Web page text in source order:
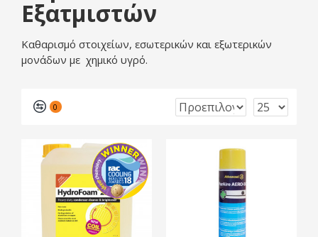
Εξατμιστών
Καθαρισμό στοιχείων, εσωτερικών και εξωτερικών
μονάδων με χημικό υγρό.
0